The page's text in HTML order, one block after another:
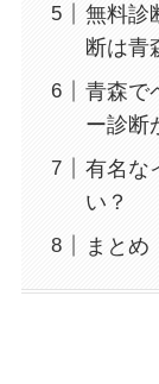
無料診
断は青
青森で
ー診断
有名な
い？
まとめ